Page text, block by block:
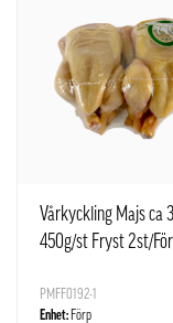
Vårkyckling Majs ca
450g/st Fryst 2st/
PMFF0192-1
Enhet: Förp